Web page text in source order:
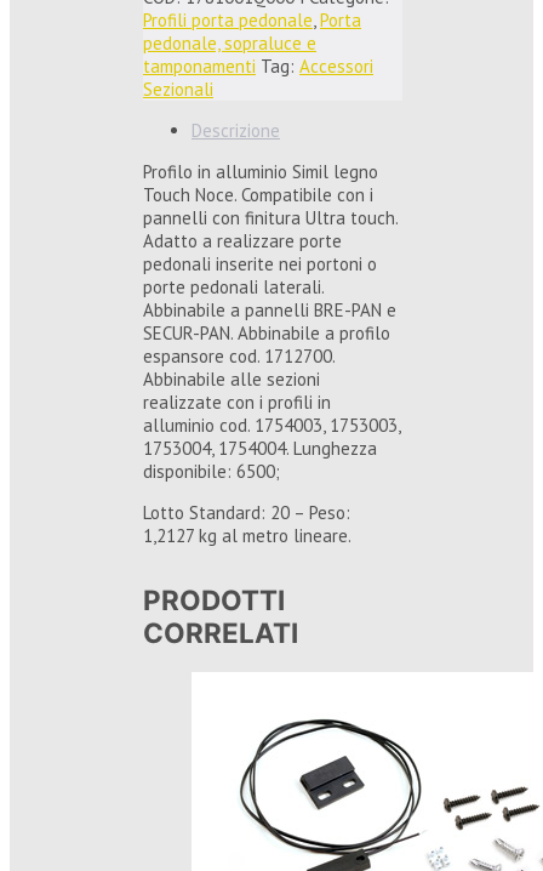
Profili porta pedonale,Porta
pedonale, sopraluce e
tamponamenti Tag: Accessori
Sezionali
Descrizione
Profilo in alluminio Simil legno
Touch Noce. Compatibile con i
pannelli con finitura Ultra touch.
Adatto a realizzare porte
pedonali inserite nei portoni o
porte pedonali laterali.
Abbinabile a pannelli BRE-PAN e
SECUR-PAN. Abbinabile a profilo
espansore cod. 1712700.
Abbinabile alle sezioni
realizzate con i profili in
alluminio cod. 1754003, 1753003,
1753004, 1754004. Lunghezza
disponibile: 6500;
Lotto Standard: 20 – Peso:
1,2127 kg al metro lineare.
PRODOTTI
CORRELATI